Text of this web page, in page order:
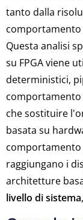
tanto dalla
Questa analisi
su FPGA viene
deterministici,
comportamento
che sostituire
basata su
comportamento
raggiungano i
architetture
livello di sistema